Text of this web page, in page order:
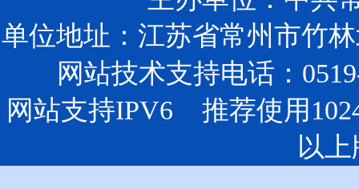
单位地址：江苏省常州市竹
网站技术支持电话：
网站支持IPV6 推荐使用
以